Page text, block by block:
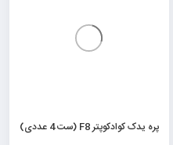
پره یدک کوادکوپتر F8 (ست 4 عددی)